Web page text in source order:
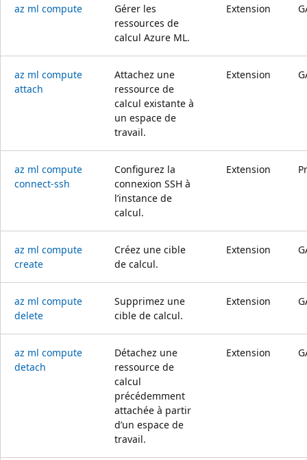
az ml compute
Gérer les
ressources de
calcul Azure ML.
Extension
az ml compute
attach
Attachez une
ressource de
calcul existante à
un espace de
travail.
Extension
az ml compute
connect-ssh
Configurez la
connexion SSH à
l’instance de
calcul.
Extension
az ml compute
create
Créez une cible
de calcul.
Extension
az ml compute
delete
Supprimez une
cible de calcul.
Extension
az ml compute
detach
Détachez une
ressource de
calcul
précédemment
attachée à partir
d’un espace de
travail.
Extension